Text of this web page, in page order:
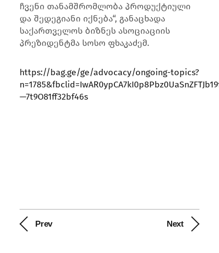
ჩვენი თანამშრომლობა პროდუქტიული
და შედეგიანი იქნება“, განაცხადა
საქართველოს ბიზნეს ასოციაციის
პრეზიდენტმა სოსო ფხაკაძემ.
https://bag.ge/ge/advocacy/ongoing-topics?
—7t9O81ff32bf46s
Prev Next